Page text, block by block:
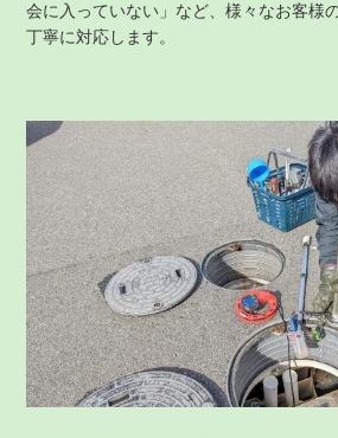
会に入っていない」など、様々なお客様
丁寧に対応します。